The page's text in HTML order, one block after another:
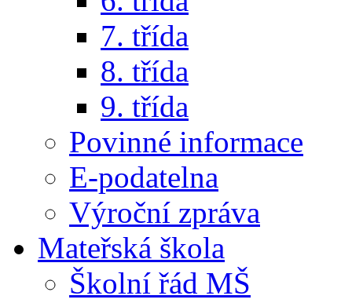
7. třída
8. třída
9. třída
Povinné informace
E-podatelna
Výroční zpráva
Mateřská škola
Školní řád MŠ